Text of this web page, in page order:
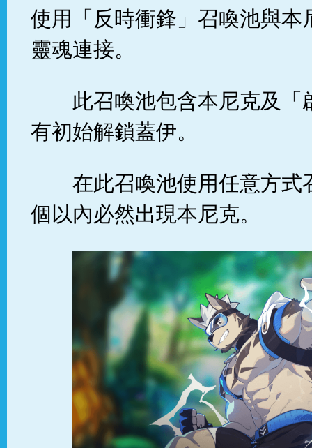
使用「反時衝鋒」召喚池與本
靈魂連接。
此召喚池包含本尼克及「
有初始解鎖蓋伊。
在此召喚池使用任意方式
個以內必然出現本尼克。